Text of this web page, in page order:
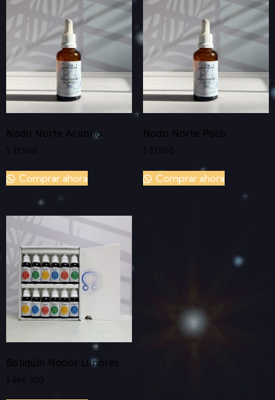
Nodo Norte Acuario
$ 31.500
Comprar ahora
Nodo Norte Piscis
$ 31.500
Comprar ahora
Botiquín Nodos Lunares
$ 866.300